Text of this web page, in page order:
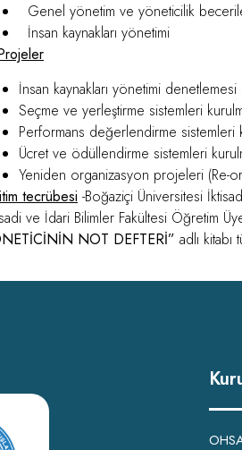
Genel yönetim ve yöneticilik
İnsan kaynakları yönetimi
İnsan kaynakları yönetimi denetlemesi
Seçme ve yerleştirme sistemleri
Performans değerlendirme sistemleri
Ücret ve ödüllendirme sistemleri
Yeniden organizasyon projeleri (Re-
tecrübesi -Boğaziçi Üniversitesi
ve İdari Bilimler Fakültesi Öğretim
NOT DEFTERİ” adlı